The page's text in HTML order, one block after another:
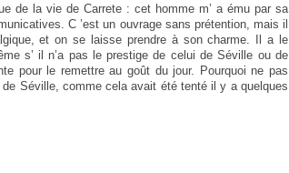
de la vie de Carrete : cet homme m’ a ému par sa
C ’est un ouvrage sans prétention, mais il
et on se laisse prendre à son charme. Il a le
s’ il n’a pas le prestige de celui de Séville ou de
pour le remettre au goût du jour. Pourquoi ne pas
Séville, comme cela avait été tenté il y a quelques